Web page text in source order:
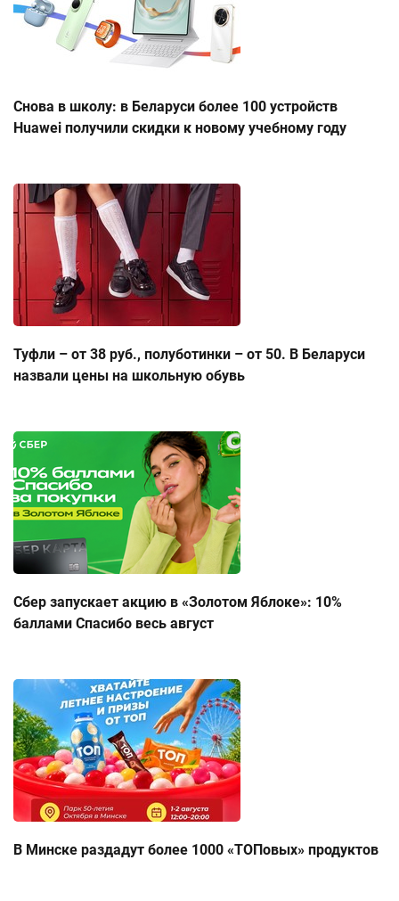
Снова в школу: в Беларуси более 100 устройств
Huawei получили скидки к новому учебному году
Туфли – от 38 руб., полуботинки – от 50. В Беларуси
назвали цены на школьную обувь
Сбер запускает акцию в «Золотом Яблоке»: 10%
баллами Спасибо весь август
В Минске раздадут более 1000 «ТОПовых» продуктов